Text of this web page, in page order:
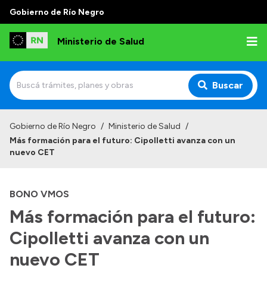
Gobierno de Río Negro
Ministerio de Salud
Buscar
Institucional
Autoridades
Consejos locales
Transparencia
Gobierno de Río Negro / Ministerio de Salud /
Más formación para el futuro: Cipolletti avanza con un
nuevo CET
BONO VMOS
Más formación para el futuro:
Cipolletti avanza con un
nuevo CET